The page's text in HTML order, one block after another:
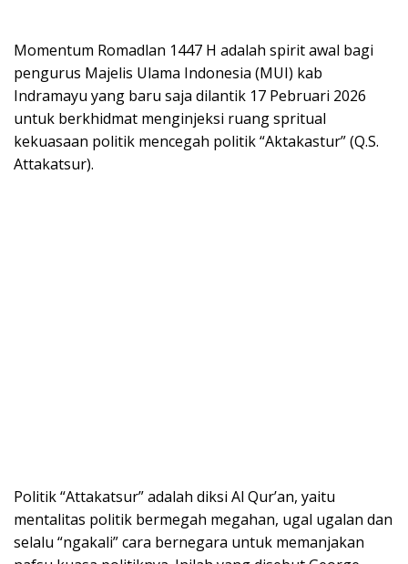
Momentum Romadlan 1447 H adalah spirit awal bagi
pengurus Majelis Ulama Indonesia (MUI) kab
Indramayu yang baru saja dilantik 17 Pebruari 2026
untuk berkhidmat menginjeksi ruang spritual
kekuasaan politik mencegah politik “Aktakastur” (Q.S.
Attakatsur).
Politik “Attakatsur” adalah diksi Al Qur’an, yaitu
mentalitas politik bermegah megahan, ugal ugalan dan
selalu “ngakali” cara bernegara untuk memanjakan